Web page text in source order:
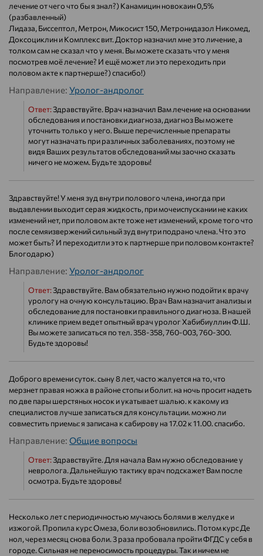
лечение от чего что бы я знал?) Канамицин новокаин 0,5%
(разбавленный)
Лидаза, Биссептол, Метрон, Микосист 150, Метронидазол Никомед,
Доксоциклин и Комплекс вит. Доктор назначил мне это личение, а
толком сам не сказал что у меня. Вы можете сказать что у меня
посмотрев моё лечение? И ещё может ли это переходить при
половом акте к партнерше?) спасибо!)
Направление: Уролог-андролог
Ответ:Здравствуйте. Врач назначил Вам лечение на основании
обследования и постановки диагноза, диагноз Вы можете
уточнить только у него. Выше перечисленные препараты
могут назначать при различных заболеваниях, поэтому не
видя Ваших результатов обследований мы заочно сказать
ничего не можем. Будьте здоровы!
Здравствуйте! У меня зуд внутри полового члена, иногда при
выдавлении выходит серая жидкость, при мочеиспускании не каких
изменений нет, при половом акте тоже нет изменений, кроме того что
после семяизвержений сильный зуд внутри подрано члена. Что это
может быть? И переходитли это к партнерше при половом контакте?
Блогодарю)
Направление: Уролог-андролог
Ответ:Здравствуйте. Вам обязательно нужно подойти к врачу
урологу на очную консультацию. Врач Вам назначит анализы и
обследование для постановки правильного диагноза. В нашей
клинике прием ведет опытный врач уролог Хабибиуллин Ф.Ш.
Вы можете записаться по тел. 358-358, 760-003, 760-300.
Будьте здоровы!
Доброго времени суток. сыну 8 лет, часто жалуется на то, что
мерзнет правая ножка в районе стопы и болит. на ночь просит надеть
по две пары шерстяных носок и укатывает шалью. к какому из
специалистов лучше записаться для консультации. можно ли
совместить приемы: я записана к сабирову на 17.02 к 11.00. спасибо.
Направление: Общие вопросы
Ответ:Здравствуйте. Для начала Вам нужно обследование у
невролога. Дальнейшую тактику врач подскажет Вам после
осмотра. Будьте здоровы!
Несколько лет с периодичностью мучаюсь болями в желудке и
изжогой. Пропила курс Омеза, боли возобновились. Потом курс Де
нол, через месяц снова боли. 3 раза пробовала пройти ФГДС у себя в
городе. Сильная не переносимость процедуры. Так и ничем не